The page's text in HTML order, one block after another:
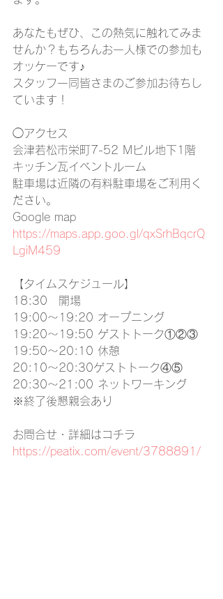
あなたもぜひ、この熱気に触れてみま
せんか？もちろんお一人様での参加も
オッケーです♪
スタッフ一同皆さまのご参加お待ちし
ています！
◯アクセス
会津若松市栄町7-52 Mビル地下1階
キッチン瓦イベントルーム
駐車場は近隣の有料駐車場をご利用く
ださい。
Google map
https://maps.app.goo.gl/qxSrhBqcrQ
LgiM459
【タイムスケジュール】
18:30　開場
19:00～19:20 オープニング
19:20～19:50 ゲストトーク①②③
19:50～20:10 休憩
20:10～20:30ゲストトーク④⑤
20:30～21:00 ネットワーキング
※終了後懇親会あり
お問合せ・詳細はコチラ
https://peatix.com/event/3788891/